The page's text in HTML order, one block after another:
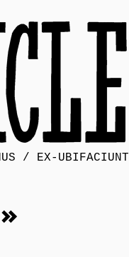
/ EX-UBIFACIUNT